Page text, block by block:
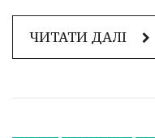
ЧИТАТИ ДАЛІ